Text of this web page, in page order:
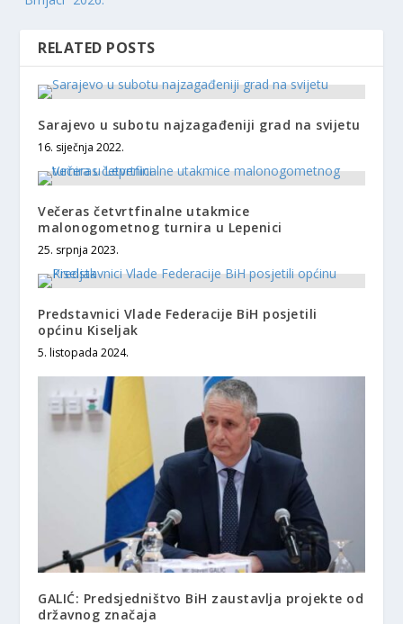
RELATED POSTS
Sarajevo u subotu najzagađeniji grad na svijetu
16. siječnja 2022.
Večeras četvrtfinalne utakmice
malonogometnog turnira u Lepenici
25. srpnja 2023.
Predstavnici Vlade Federacije BiH posjetili
općinu Kiseljak
5. listopada 2024.
GALIĆ: Predsjedništvo BiH zaustavlja projekte od
državnog značaja